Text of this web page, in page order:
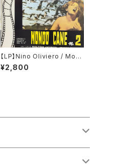
【LP】Nino Oliviero / Mon
do Cane N° 2
¥2,800